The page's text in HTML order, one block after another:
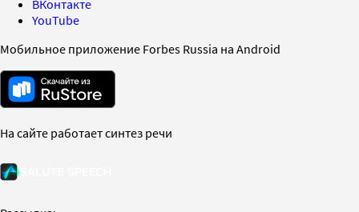
ВКонтакте
YouTube
Мобильное приложение Forbes Russia на Android
На сайте работает синтез речи